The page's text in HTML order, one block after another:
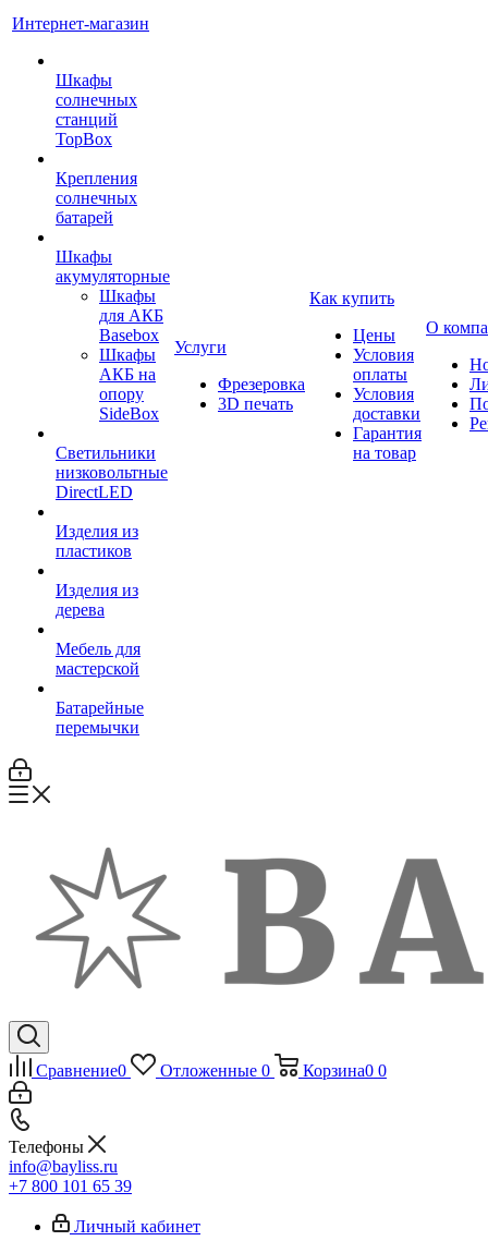
Интернет-магазин
Шкафы
солнечных
станций
TopBox
Крепления
солнечных
батарей
Шкафы
акумуляторные
Шкафы
для АКБ
Basebox
Шкафы
АКБ на
опору
SideBox
Светильники
низковольтные
DirectLED
Изделия из
пластиков
Изделия из
дерева
Мебель для
мастерской
Батарейные
перемычки
Услуги
Фрезеровка
3D печать
Как купить
Цены
Условия
оплаты
Условия
доставки
Гарантия
на товар
О
Сравнение0 Отложенные 0 Корзина0 0
Телефоны
info@bayliss.ru
+7 800 101 65 39
Личный кабинет